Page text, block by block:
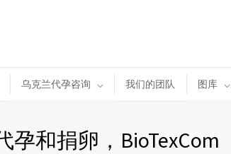
乌克兰代孕咨询 我们的团队 图库
和捐卵，BioTexCom